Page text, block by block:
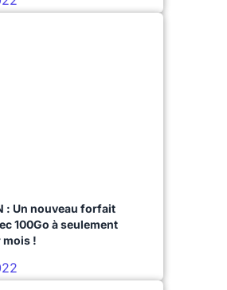
: Un nouveau forfait
100Go à seulement
!